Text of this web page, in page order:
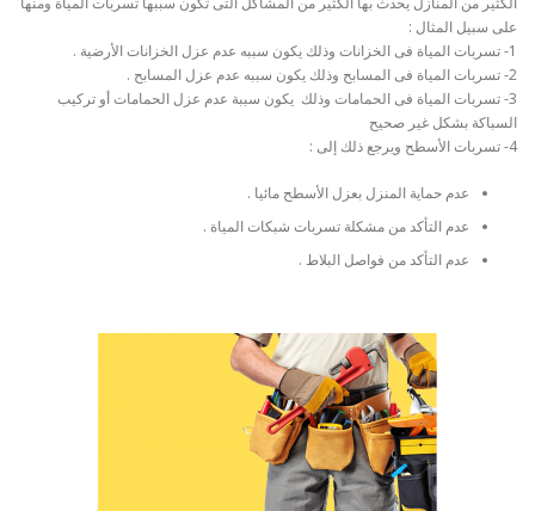
على سبيل المثال :
1- تسربات المياة فى الخزانات وذلك يكون سببه عدم عزل الخزانات الأرضية .
2- تسربات المياة فى المسابح وذلك يكون سببه عدم عزل المسابح .
3- تسربات المياة فى الحمامات وذلك يكون سببة عدم عزل الحمامات أو تركيب
السباكة بشكل غير صحيح
4- تسربات الأسطح ويرجع ذلك إلى :
عدم حماية المنزل بعزل الأسطح مائيا .
عدم التأكد من مشكلة تسربات شبكات المياة .
عدم التأكد من فواصل البلاط .